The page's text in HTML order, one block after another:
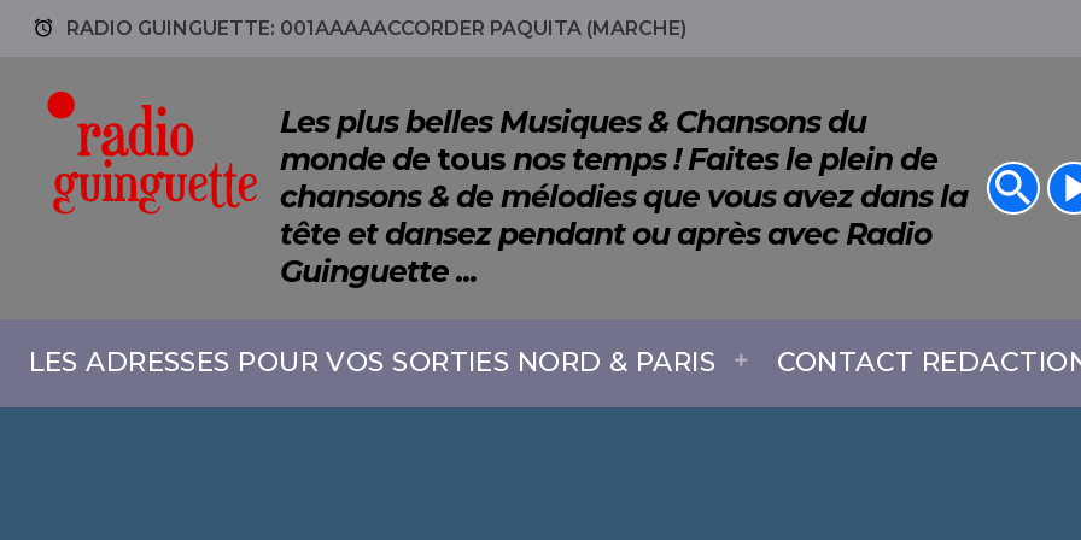
access_alarm RADIO GUINGUETTE: 001AAAAACCORDER PAQUITA (MARCHE)
Les plus belles Musiques & Chansons du
monde de tous nos temps ! Faites le plein de
chansons & de mélodies que vous avez dans la
tête et dansez pendant ou après avec Radio
Guinguette ...
LES ADRESSES POUR VOS SORTIES NORD & PARIS CONTACT
search